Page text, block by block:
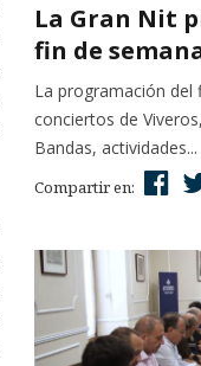
La Gran Nit
fin de
La programación del
conciertos de
Bandas, actividades...
Compartir en: